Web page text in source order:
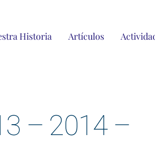
Historia Artículos
– 2014 –